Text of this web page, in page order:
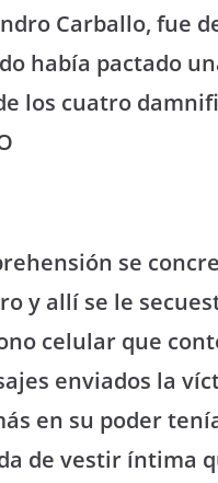
Carballo, fue
había pactado
los cuatro
se
y allí se le
celular que
enviados la
en su poder
de vestir íntima